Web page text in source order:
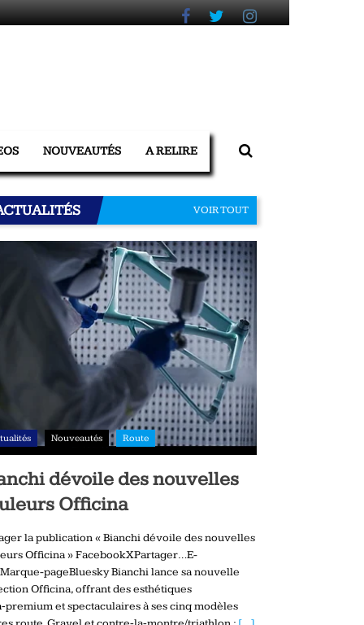
NOUVEAUTÉS A RELIRE
VOIR TOUT
Nouveautés Route
dévoile des nouvelles
Officina
la publication « Bianchi dévoile des nouvelles
Officina » FacebookXPartager…E-
pageBluesky Bianchi lance sa nouvelle
Officina, offrant des esthétiques
et spectaculaires à ses cinq modèles